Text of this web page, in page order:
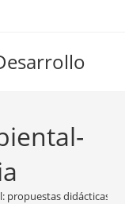
propuestas didácticas